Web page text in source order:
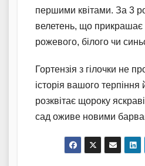
першими квітами. За 3
велетень, що
рожевого, білого чи
Гортензія з гілочки не
історія вашого
розквітає щороку
сад оживе новими